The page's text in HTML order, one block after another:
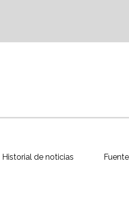
Historial de noticias